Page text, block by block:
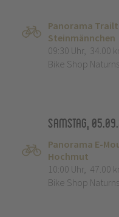
Panorama
Steinmännchen
09:30 Uhr, 34.00
Bike Shop Naturns
Samstag,
Panorama E-
Hochmut
10:00 Uhr, 47.00
Bike Shop Naturns